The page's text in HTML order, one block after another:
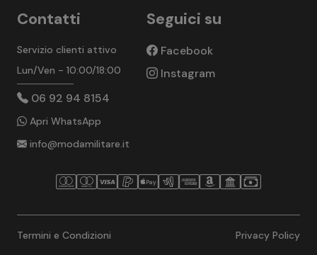
Contatti
Servizio clienti attivo
Lun/Ven - 10:00/18:00
06 92 94 8154
Apri WhatsApp
info@modamilitare.it
Seguici su
Facebook
Instagram
Termini e Condizioni Privacy Policy